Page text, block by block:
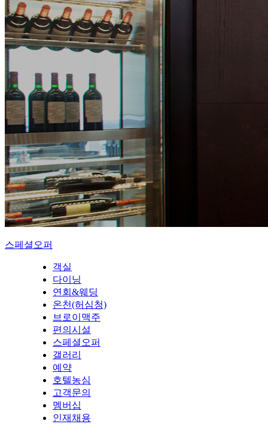
스페셜오퍼
객실
다이닝
연회&웨딩
온천(허심청)
브로이맥주
편의시설
스페셜오퍼
갤러리
예약
호텔농심
고객문의
멤버십
인재채용